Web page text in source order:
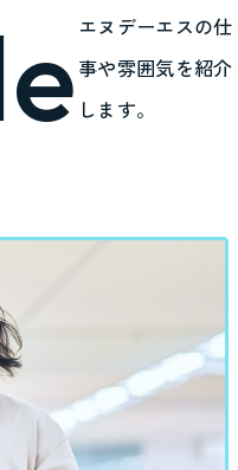
エヌデーエスの仕
事や雰囲気を紹介
します。